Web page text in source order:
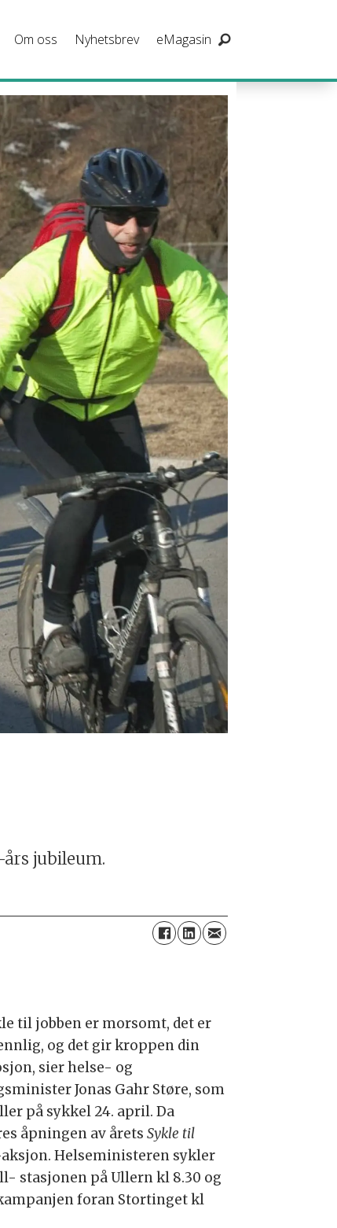
Om oss Nyhetsbrev eMagasin
jubileum.
til jobben er morsomt, det er
og det gir kroppen din
sier helse- og
Jonas Gahr Støre, som
på sykkel 24. april. Da
åpningen av åretsSykle til
Helseministeren sykler
stasjonen på Ullern kl 8.30 og
foran Stortinget kl